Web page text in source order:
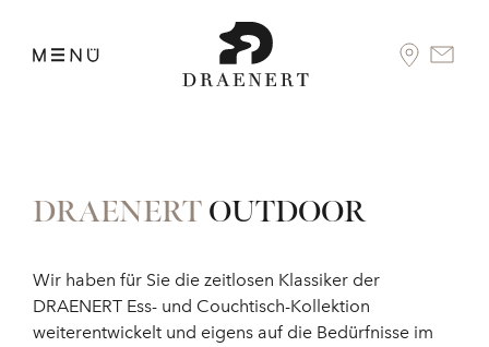
DRAENERT OUTDOOR
Wir haben für Sie die zeitlosen Klassiker der
DRAENERT Ess- und Couchtisch-Kollektion
weiterentwickelt und eigens auf die Bedürfnisse im